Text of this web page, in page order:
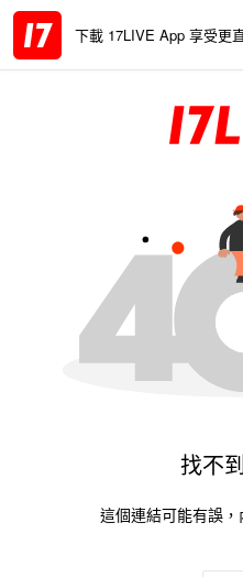
下載 17LIVE App 享受更
找不
這個連結可能有誤，